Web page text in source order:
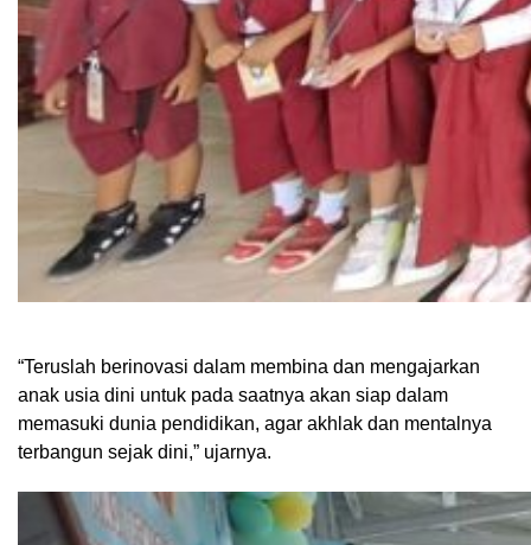
“Teruslah berinovasi dalam membina dan mengajarkan
anak usia dini untuk pada saatnya akan siap dalam
memasuki dunia pendidikan, agar akhlak dan mentalnya
terbangun sejak dini,” ujarnya.